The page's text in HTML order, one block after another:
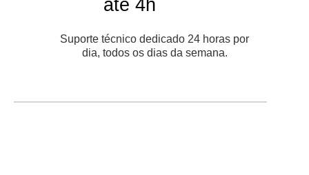
até 4h
Suporte técnico dedicado 24 horas por
dia, todos os dias da semana.